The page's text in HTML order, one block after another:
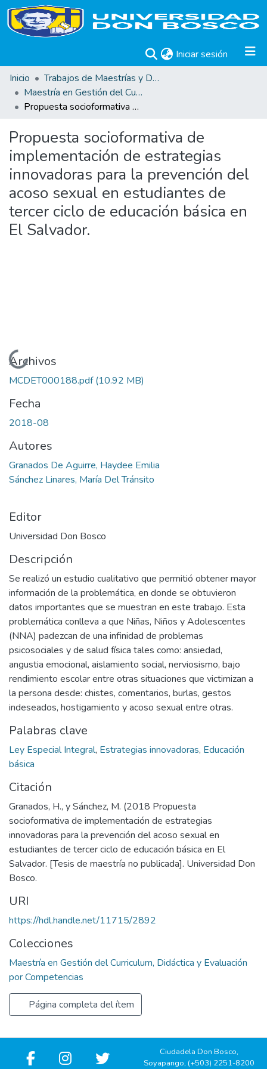
Iniciar sesión (current)
Inicio
Trabajos de Maestrías y Doctorados
Maestría en Gestión del Curriculum, Didáctica y Evaluación por Competencias
Propuesta socioformativa de implementación de estrategias innovadoras para la prevención del acoso sexual en estudiantes de tercer ciclo de educación básica en El Salvador.
Propuesta socioformativa de
implementación de estrategias
innovadoras para la prevención del
acoso sexual en estudiantes de
tercer ciclo de educación básica en
El Salvador.
Cargando...
Archivos
MCDET000188.pdf(10.92 MB)
Fecha
2018-08
Autores
Granados De Aguirre, Haydee Emilia
Sánchez Linares, María Del Tránsito
Editor
Universidad Don Bosco
Descripción
Se realizó un estudio cualitativo que permitió obtener mayor
información de la problemática, en donde se obtuvieron
datos importantes que se muestran en este trabajo. Esta
problemática conlleva a que Niñas, Niños y Adolescentes
(NNA) padezcan de una infinidad de problemas
psicosociales y de salud física tales como: ansiedad,
angustia emocional, aislamiento social, nerviosismo, bajo
rendimiento escolar entre otras situaciones que victimizan a
la persona desde: chistes, comentarios, burlas, gestos
indeseados, hostigamiento y acoso sexual entre otras.
Palabras clave
Ley Especial Integral, Estrategias innovadoras, Educación
básica
Citación
Granados, H., y Sánchez, M. (2018 Propuesta
socioformativa de implementación de estrategias
innovadoras para la prevención del acoso sexual en
estudiantes de tercer ciclo de educación básica en El
Salvador. [Tesis de maestría no publicada]. Universidad Don
Bosco.
URI
https://hdl.handle.net/11715/2892
Colecciones
Maestría en Gestión del Curriculum, Didáctica y Evaluación
por Competencias
Página completa del ítem
Ciudadela Don Bosco,
Soyapango, (+503) 2251-8200